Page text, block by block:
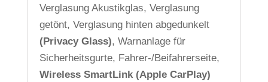
Verglasung Akustikglas, Verglasung
getönt, Verglasung hinten abgedunkelt
(Privacy Glass), Warnanlage für
Sicherheitsgurte, Fahrer-/Beifahrerseite,
Wireless SmartLink (Apple CarPlay)